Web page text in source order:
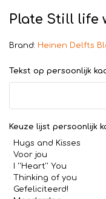
Plate Still life
Brand: Heinen Delfts
Tekst op persoonlijk
Keuze lijst persoonlijk
Hugs and Kisses
Voor jou
I ''Heart'' You
Thinking of you
Gefeliciteerd!